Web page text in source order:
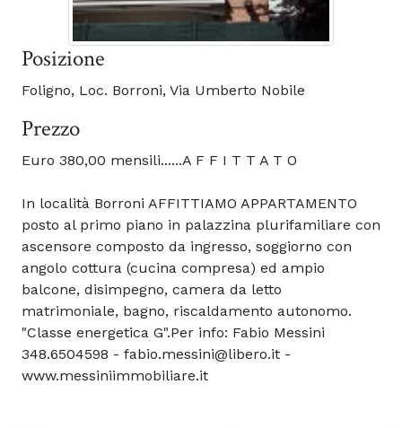
Posizione
Foligno, Loc. Borroni, Via Umberto Nobile
Prezzo
Euro 380,00 mensili......A F F I T T A T O
In località Borroni AFFITTIAMO APPARTAMENTO
posto al primo piano in palazzina plurifamiliare con
ascensore composto da ingresso, soggiorno con
angolo cottura (cucina compresa) ed ampio
balcone, disimpegno, camera da letto
matrimoniale, bagno, riscaldamento autonomo.
"Classe energetica G".Per info: Fabio Messini
348.6504598 - fabio.messini@libero.it -
www.messiniimmobiliare.it